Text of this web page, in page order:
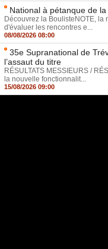
National à pétanque de
Découvrez la BoulisteNOTE,
d'évaluer les rencontres e...
08/08/2026 08:00
35e Supranational de
l’assaut du titre
RÉSULTATS MESSIEURS /
la nouvelle fonctionnalit...
15/08/2026 09:00